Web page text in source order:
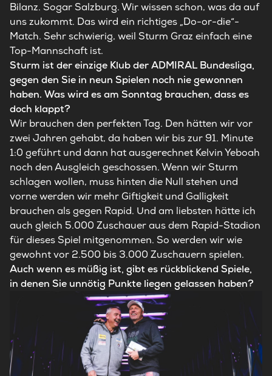
Bilanz. Sogar Salzburg. Wir wissen schon, was da auf
uns zukommt. Das wird ein richtiges „Do-or-die“-
Match. Sehr schwierig, weil Sturm Graz einfach eine
Top-Mannschaft ist.
Sturm ist der einzige Klub der ADMIRAL Bundesliga,
gegen den Sie in neun Spielen noch nie gewonnen
haben. Was wird es am Sonntag brauchen, dass es
doch klappt?
Wir brauchen den perfekten Tag. Den hätten wir vor
zwei Jahren gehabt, da haben wir bis zur 91. Minute
1:0 geführt und dann hat ausgerechnet Kelvin Yeboah
noch den Ausgleich geschossen. Wenn wir Sturm
schlagen wollen, muss hinten die Null stehen und
vorne werden wir mehr Giftigkeit und Galligkeit
brauchen als gegen Rapid. Und am liebsten hätte ich
auch gleich 5.000 Zuschauer aus dem Rapid-Stadion
für dieses Spiel mitgenommen. So werden wir wie
gewohnt vor 2.500 bis 3.000 Zuschauern spielen.
Auch wenn es müßig ist, gibt es rückblickend Spiele,
in denen Sie unnötig Punkte liegen gelassen haben?